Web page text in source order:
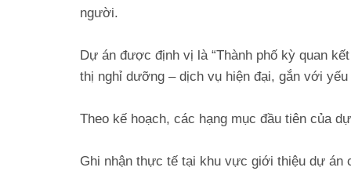
người.
Dự án được định vị là “Thành phố kỳ quan
thị nghỉ dưỡng – dịch vụ hiện đại, gắn với
Theo kế hoạch, các hạng mục đầu tiên của
Ghi nhận thực tế tại khu vực giới thiệu dự án